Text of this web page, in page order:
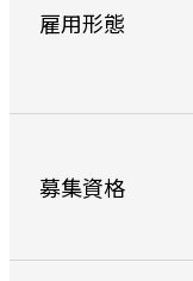
雇用形態
募集資格